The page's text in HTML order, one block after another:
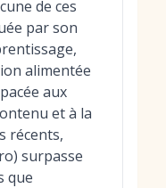
de ces
par son
alimentée
aux
et à la
récents,
surpasse
que